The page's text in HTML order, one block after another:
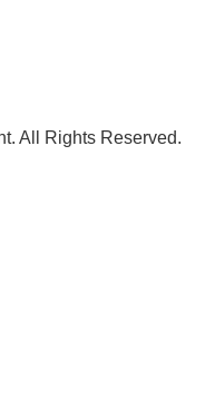
All Rights Reserved.